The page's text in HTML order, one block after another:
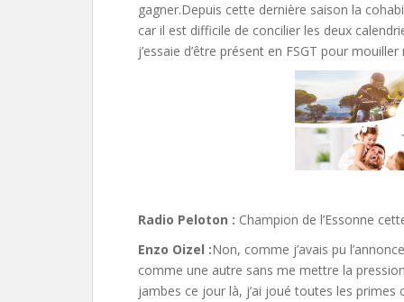
gagner.Depuis cette dernière saison la
car il est difficile de concilier les deux
j’essaie d’être présent en FSGT pour
Radio Peloton : Champion de l’Essonne
Enzo Oizel :Non, comme j’avais pu
comme une autre sans me mettre la
jambes ce jour là, j’ai joué toutes les primes